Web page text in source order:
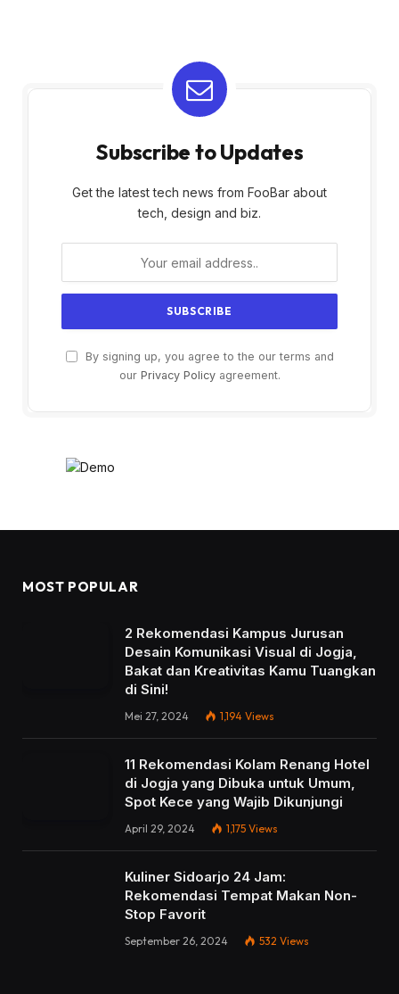
Subscribe to Updates
Get the latest tech news from FooBar about
tech, design and biz.
By signing up, you agree to the our terms and
our Privacy Policyagreement.
MOST POPULAR
2 Rekomendasi Kampus Jurusan
Desain Komunikasi Visual di Jogja,
Bakat dan Kreativitas Kamu Tuangkan
di Sini!
Mei 27, 2024 1,194 Views
11 Rekomendasi Kolam Renang Hotel
di Jogja yang Dibuka untuk Umum,
Spot Kece yang Wajib Dikunjungi
April 29, 2024 1,175 Views
Kuliner Sidoarjo 24 Jam:
Rekomendasi Tempat Makan Non-
Stop Favorit
September 26, 2024 532 Views